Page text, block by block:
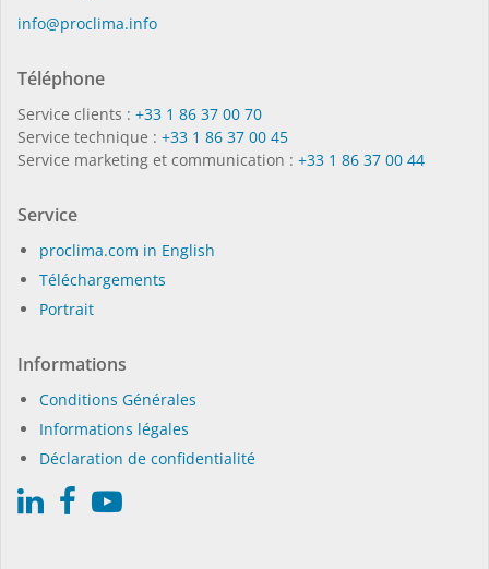
in­fo@procli­ma.info
Téléphone
Service clients : +33 1 86 37 00 70
Service technique : +33 1 86 37 00 45
Service marketing et communication : +33 1 86 37 00 44
Service
proclima.com in English
Téléchargements
Portrait
Informations
Conditions Générales
Informations légales
Déclaration de confidentialité